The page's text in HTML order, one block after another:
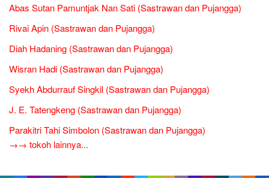
Abas Sutan Pamuntjak Nan Sati (Sastrawan dan Pujangga)
Rivai Apin (Sastrawan dan Pujangga)
Diah Hadaning (Sastrawan dan Pujangga)
Wisran Hadi (Sastrawan dan Pujangga)
Syekh Abdurrauf Singkil (Sastrawan dan Pujangga)
J. E. Tatengkeng (Sastrawan dan Pujangga)
Parakitri Tahi Simbolon (Sastrawan dan Pujangga)
→→ tokoh lainnya...